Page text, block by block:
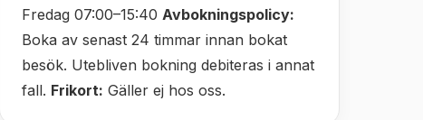
Fredag 07:00–15:40 Avbokningspolicy:
Boka av senast 24 timmar innan bokat
besök. Utebliven bokning debiteras i annat
fall. Frikort: Gäller ej hos oss.